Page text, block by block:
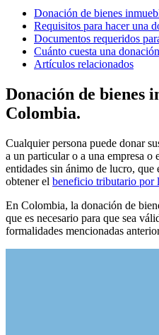
Donación de bienes
Requisitos para hacer una
Documentos requeridos
Cuánto cuesta una
Artículos relacionados
Donación de bienes
Colombia.
Cualquier persona puede donar
a un particular o a una empresa
entidades sin ánimo de lucro, que
obtener el beneficio tributario por
En Colombia, la donación de
que es necesario para que sea
formalidades mencionadas